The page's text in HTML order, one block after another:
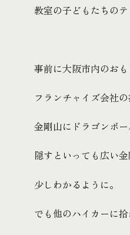
教室の子どもたちのテ
事前に大阪市内のおも
フランチャイズ会社の
金剛山にドラゴンボ
隠すといっても広い金
少しわかるように。
でも他のハイカーに拾